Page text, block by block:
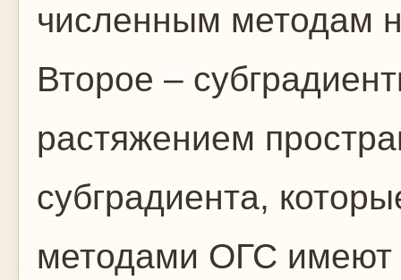
численным методам
Второе –
растяжением
субградиента,
методами ОГС имеют